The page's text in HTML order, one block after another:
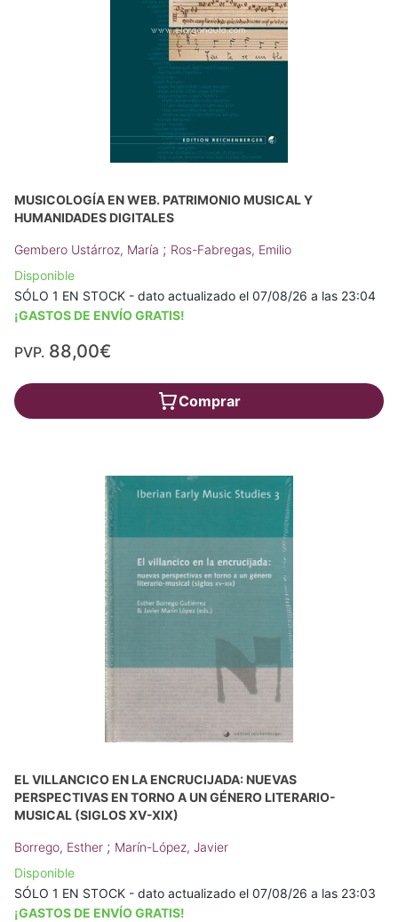
MUSICOLOGÍA EN WEB. PATRIMONIO MUSICAL Y
HUMANIDADES DIGITALES
Gembero Ustárroz, María ; Ros-Fabregas, Emilio
Disponible
SÓLO 1 EN STOCK - dato actualizado el 07/08/26 a las 23:04
¡GASTOS DE ENVÍO GRATIS!
PVP. 88,00€
Comprar
EL VILLANCICO EN LA ENCRUCIJADA: NUEVAS
PERSPECTIVAS EN TORNO A UN GÉNERO LITERARIO-
MUSICAL (SIGLOS XV-XIX)
Borrego, Esther ; Marín-López, Javier
Disponible
SÓLO 1 EN STOCK - dato actualizado el 07/08/26 a las 23:03
¡GASTOS DE ENVÍO GRATIS!